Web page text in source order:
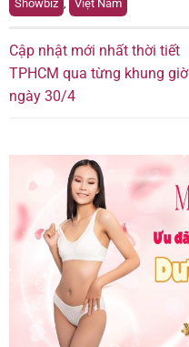
Showbiz , Việt Nam
Cập nhật mới nhất thời tiết
TPHCM qua từng khung giờ
ngày 30/4